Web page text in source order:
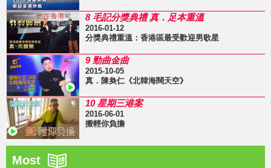
8 毛記分獎典禮 真．足本重溫
2016-01-12
分獎典禮重溫：香港區最受歡迎男歌星
9 勁曲金曲
2015-10-05
真．陳奐仁《北韓海闊天空》
10 星期三港案
2016-06-01
搬輕你負擔
Most